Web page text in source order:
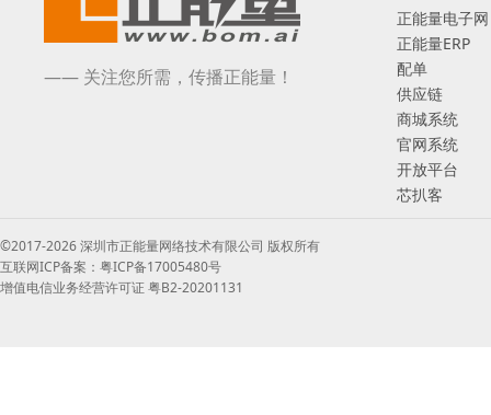
—— 关注您所需，传播正能量！
正能量电子网
正能量ERP
配单
供应链
商城系统
官网系统
开放平台
芯扒客
©2017-2026 深圳市正能量网络技术有限公司 版权所有
互联网ICP备案：粤ICP备17005480号
增值电信业务经营许可证 粤B2-20201131